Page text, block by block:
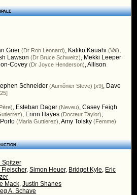
Grier (Dr Ron Leonard), Kaliko Kauahi (Val),
Lawson (Dr Bruce Schweitz), Mekki Leeper
Covey (Dr Joyce Henderson),Allison
Schneider (Aumônier Steve) [x9], Dave
, Esteban Dager (Neveu),Casey Feigh
, Erinn Hayes (Docteur Taylor),
(Maria Guttierez),Amy Tolsky (Femme)
Spitzer
Fleischer,Simon Heuer, Bridget Kyle, Eric
Mack,Justin Shanes
A. Schave